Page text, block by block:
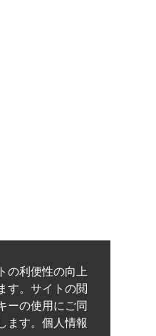
の利便性の向上
す。サイトの閲
ーの使用にご同
ます。個人情報